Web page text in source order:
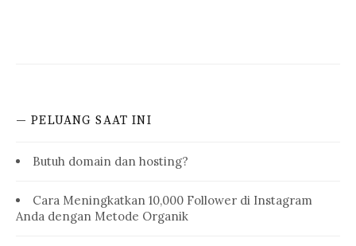
— PELUANG SAAT INI
Butuh domain dan hosting?
Cara Meningkatkan 10,000 Follower di Instagram
Anda dengan Metode Organik